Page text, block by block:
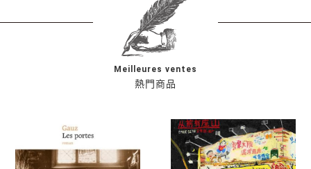
熱門商品
Meilleures ventes